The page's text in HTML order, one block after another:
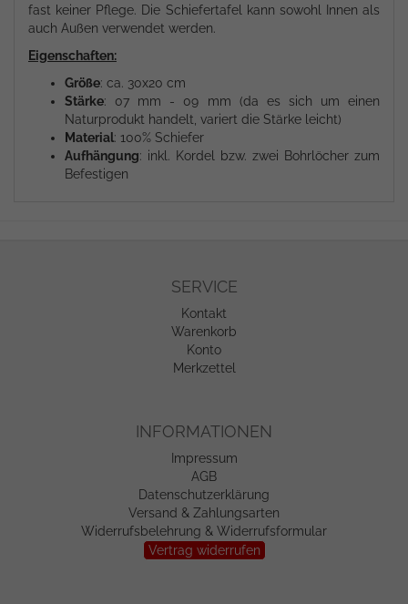
fast keiner Pflege. Die Schiefertafel kann sowohl Innen als
auch Außen verwendet werden.
Eigenschaften:
Größe: ca. 30x20 cm
Stärke: 07 mm - 09 mm (da es sich um einen
Naturprodukt handelt, variert die Stärke leicht)
Material: 100% Schiefer
Aufhängung: inkl. Kordel bzw. zwei Bohrlöcher zum
Befestigen
SERVICE
Kontakt
Warenkorb
Konto
Merkzettel
INFORMATIONEN
Impressum
AGB
Datenschutzerklärung
Versand & Zahlungsarten
Widerrufsbelehrung & Widerrufsformular
Vertrag widerrufen